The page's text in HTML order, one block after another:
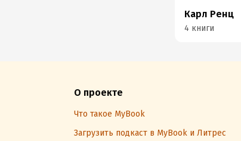
Карл Ренц
4 книги
О проекте
Что такое MyBook
Загрузить подкаст в MyBook и Литрес